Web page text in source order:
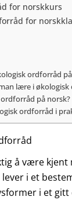
for norskkurs
for
ordforråd
lære i
på norsk?
ordforråd i
å være
i et
i et